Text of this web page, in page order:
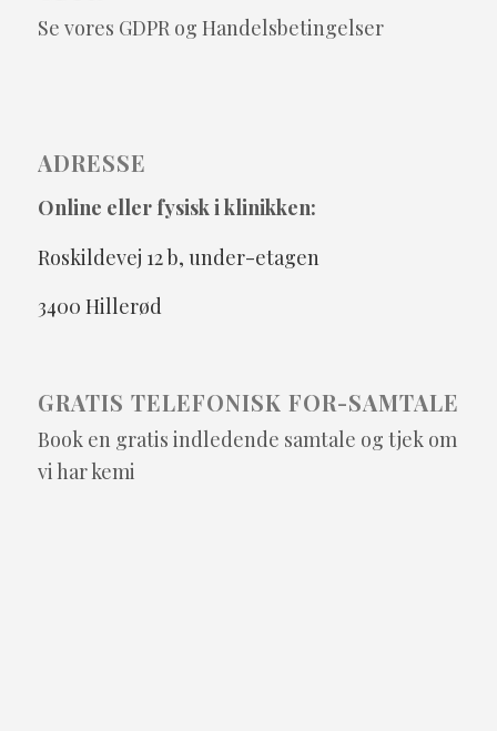
Se vores GDPR og Handelsbetingelser
ADRESSE
Online eller fysisk i klinikken:
Roskildevej 12 b, under-etagen
3400 Hillerød
GRATIS TELEFONISK FOR-SAMTALE
Book en gratis indledende samtale og tjek om
vi har kemi